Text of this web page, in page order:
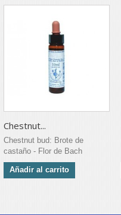
Chestnut...
Chestnut bud: Brote de
castaño - Flor de Bach
Añadir al carrito